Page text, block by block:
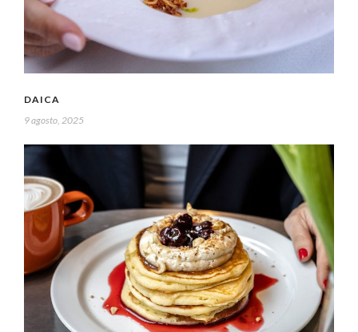
DAICA
9 agosto, 2025